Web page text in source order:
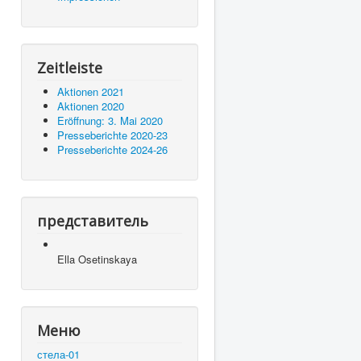
Zeitleiste
Aktionen 2021
Aktionen 2020
Eröffnung: 3. Mai 2020
Presseberichte 2020-23
Presseberichte 2024-26
представитель
Ella Osetinskaya
Меню
стела-01